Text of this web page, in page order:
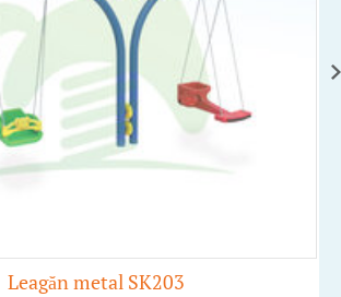
Leagăn metal SK203